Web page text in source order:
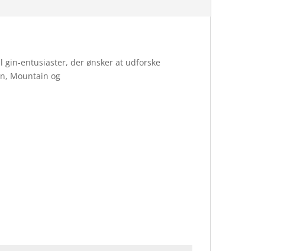
gin-entusiaster, der ønsker at udforske
Mountain og